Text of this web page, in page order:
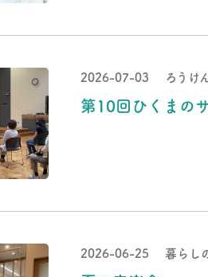
2026-07-03 ろうけ
第10回ひくまの
2026-06-25 暮らし